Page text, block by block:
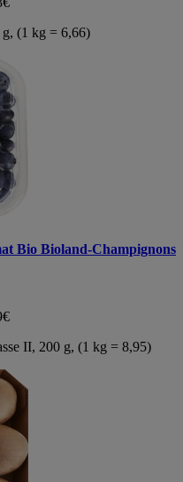
g, (1 kg = 6,66)
Bio Bioland-Champignons
II, 200 g, (1 kg = 8,95)